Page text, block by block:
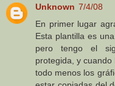
Unknown 7/4/08
En primer lugar
Esta plantilla es
pero tengo el
protegida, y
todo menos los